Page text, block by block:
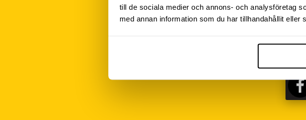
till de sociala medier och annons- och analysföretag
med annan information som du har tillhandahållit
FÖLJ OSS